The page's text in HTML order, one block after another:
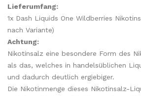
Lieferumfang:
1x Dash Liquids One Wildberries
nach Variante)
Achtung:
Nikotinsalz eine besondere Form des
als das, welches in handelsüblichen
und dadurch deutlich ergiebiger.
Die Nikotinmenge dieses Nikotinsalz-